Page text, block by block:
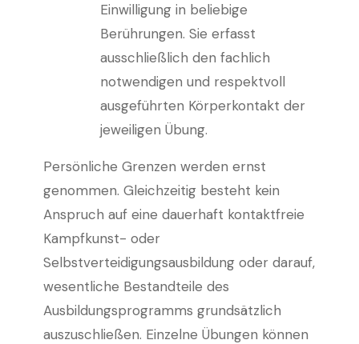
Einwilligung in beliebige
Berührungen. Sie erfasst
ausschließlich den fachlich
notwendigen und respektvoll
ausgeführten Körperkontakt der
jeweiligen Übung.
Persönliche Grenzen werden ernst
genommen. Gleichzeitig besteht kein
Anspruch auf eine dauerhaft kontaktfreie
Kampfkunst- oder
Selbstverteidigungsausbildung oder darauf,
wesentliche Bestandteile des
Ausbildungsprogramms grundsätzlich
auszuschließen. Einzelne Übungen können